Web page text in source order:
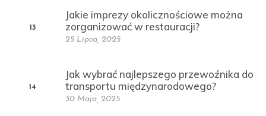
13
Jakie imprezy okolicznościowe można
zorganizować w restauracji?
25 Lipca, 2025
14
Jak wybrać najlepszego przewoźnika do
transportu międzynarodowego?
30 Maja, 2025